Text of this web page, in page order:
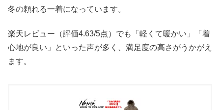
冬の頼れる一着になっています。
楽天レビュー（評価4.63/5点）でも「軽くて暖かい」「着
心地が良い」といった声が多く、満足度の高さがうかがえ
ます。